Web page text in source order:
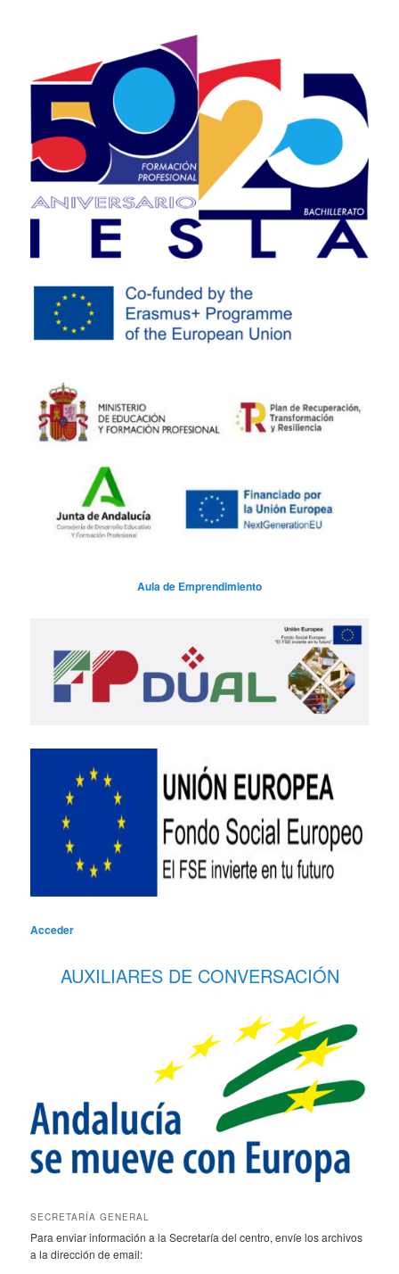
Aula de Emprendimiento
Acceder
AUXILIARES DE CONVERSACIÓN
SECRETARÍA GENERAL
Para enviar información a la Secretaría del centro, envíe los archivos
a la dirección de email: